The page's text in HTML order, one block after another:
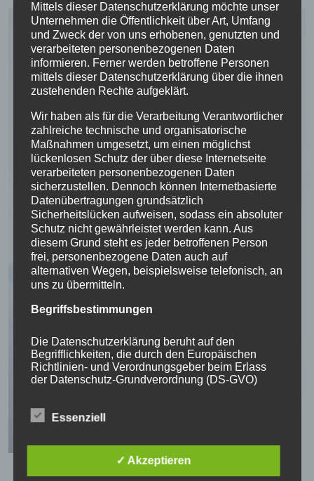
Pfarrerin Katrin Klöpfel
Mittels dieser Datenschutzerklärung möchte unser
Unternehmen die Öffentlichkeit über Art, Umfang
und Zweck der von uns erhobenen, genutzten und
verarbeiteten personenbezogenen Daten
informieren. Ferner werden betroffene Personen
mittels dieser Datenschutzerklärung über die ihnen
zustehenden Rechte aufgeklärt.
Wir haben als für die Verarbeitung Verantwortlicher
zahlreiche technische und organisatorische
Maßnahmen umgesetzt, um einen möglichst
lückenlosen Schutz der über diese Internetseite
verarbeiteten personenbezogenen Daten
sicherzustellen. Dennoch können Internetbasierte
Datenübertragungen grundsätzlich
Sicherheitslücken aufweisen, sodass ein absoluter
Schutz nicht gewährleistet werden kann. Aus
diesem Grund steht es jeder betroffenen Person
frei, personenbezogene Daten auch auf
alternativen Wegen, beispielsweise telefonisch, an
uns zu übermitteln.
Begriffsbestimmungen
Die Datenschutzerklärung beruht auf den
Begrifflichkeiten, die durch den Europäischen
Richtlinien- und Verordnungsgeber beim Erlass
der Datenschutz-Grundverordnung (DS-GVO)
unsere Kunden und Geschäftspartner einfach
gewährleisten, möchten wir vorab die verwendeten
Begrifflichkeiten erläutern.
Essenziell
✓ Akzeptieren